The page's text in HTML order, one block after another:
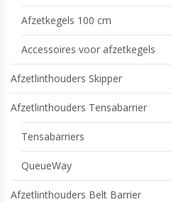
Afzetkegels 100 cm
Accessoires voor afzetkegels
Afzetlinthouders Skipper
Afzetlinthouders Tensabarrier
Tensabarriers
QueueWay
Afzetlinthouders Belt Barrier